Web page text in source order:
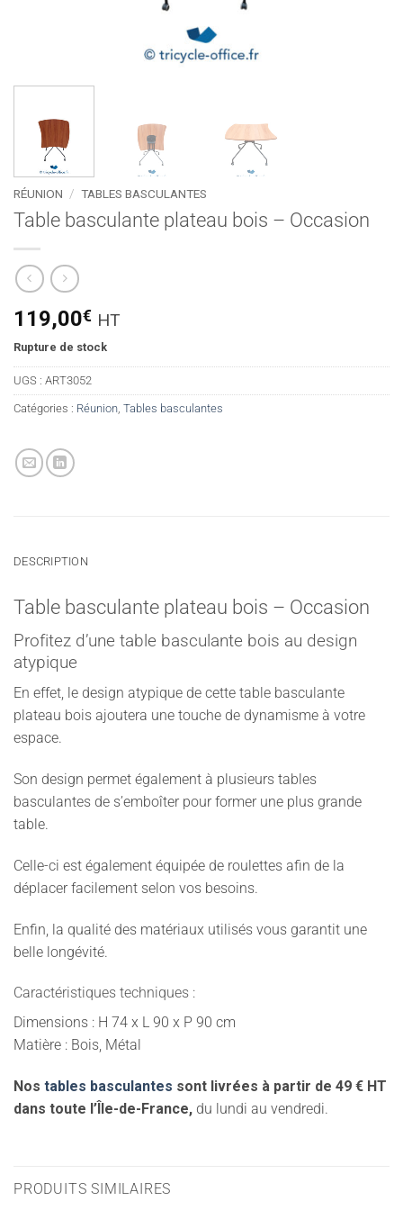
RÉUNION / TABLES BASCULANTES
Table basculante plateau bois – Occasion
119,00€ HT
Rupture de stock
UGS : ART3052
Catégories : Réunion Tables basculantes
DESCRIPTION
Table basculante plateau bois – Occasion
Profitez d’une table basculante bois au design
atypique
En effet, le design atypique de cette table basculante
plateau bois ajoutera une touche de dynamisme à votre
espace.
Son design permet également à plusieurs tables
basculantes de s’emboîter pour former une plus grande
table.
Celle-ci est également équipée de roulettes afin de la
déplacer facilement selon vos besoins.
Enfin, la qualité des matériaux utilisés vous garantit une
belle longévité.
Caractéristiques techniques :
Dimensions : H 74 x L 90 x P 90 cm
Matière : Bois, Métal
Nos tables basculantes sont livrées à partir de 49 € HT
dans toute l’Île-de-France, du lundi au vendredi.
PRODUITS SIMILAIRES